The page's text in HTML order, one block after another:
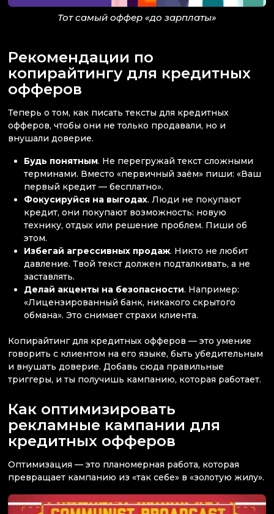
Тот самый оффер «до зарплаты»
Рекомендации по
копирайтингу для кредитных
офферов
Теперь о том, как писать тексты для кредитных
офферов, чтобы они не только продавали, но и
внушали доверие.
Будь понятным. Не перегружай текст сложными
терминами. Вместо «первичный заём» пиши: «Ваш
первый кредит — бесплатно».
Фокусируйся на выгодах. Люди не покупают
кредит, они покупают возможность: новую
технику, отдых или решение проблем. Пиши об
этом.
Избегай агрессивных продаж. Никто не любит
давление. Твой текст должен подталкивать, а не
заставлять.
Делай акценты на безопасности. Например:
«Лицензированный банк, никакого скрытого
обмана». Это снимает страхи клиента.
Копирайтинг для кредитных офферов — это умение
говорить с клиентом на его языке, быть убедительным
и внушать доверие. Добавь сюда правильные
триггеры, и ты получишь кампанию, которая работает.
Как оптимизировать
рекламные кампании для
кредитных офферов
Оптимизация — это планомерная работа, которая
превращает кампанию из «так себе» в «золотую жилу».